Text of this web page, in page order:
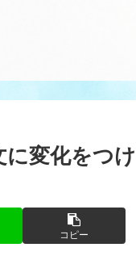
に変化をつけ
コピー